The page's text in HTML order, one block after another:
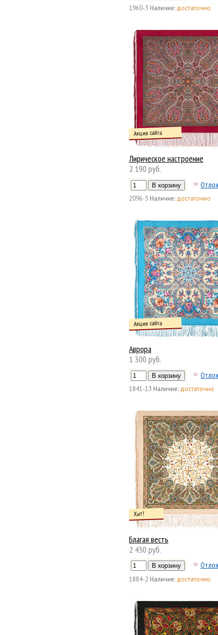
1960-3 Наличие: достаточно
Лирическое настроение
Акция сайта
2 190 руб.
2096-5 Наличие: достаточно
Аврора
Акция сайта
1 300 руб.
1841-13 Наличие: достаточно
Благая весть
Хит!
2 430 руб.
1884-2 Наличие: достаточно